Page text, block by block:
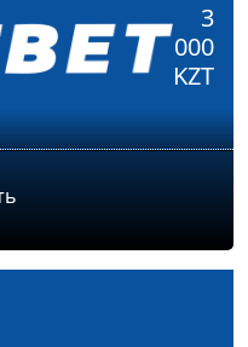
3
000
KZT